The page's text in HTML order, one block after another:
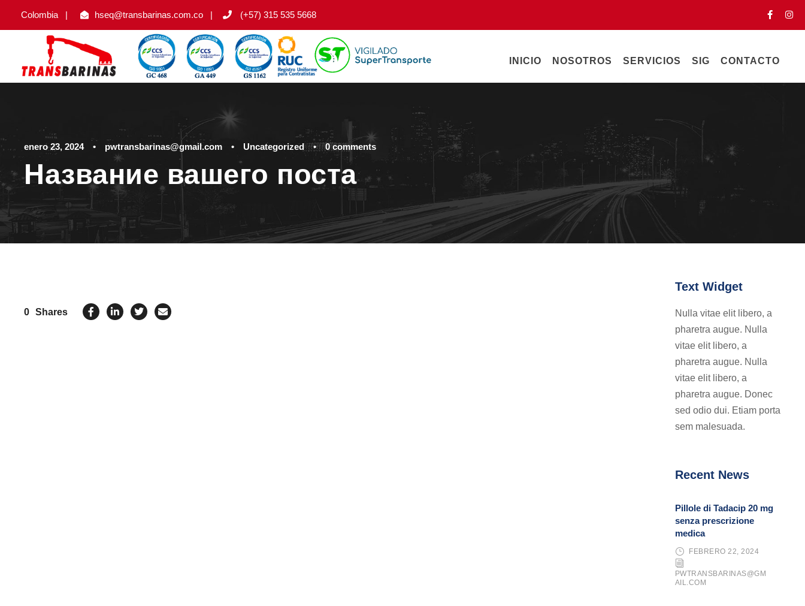
Colombia | hseq@transbarinas.com.co | (+57) 315 535 5668
INICIO NOSOTROS SERVICIOS SIG CONTACTO
enero 23, 2024 • pwtransbarinas@gmail.com • Uncategorized • 0 comments
Название вашего поста
0 Shares
Text Widget
Nulla vitae elit libero, a
pharetra augue. Nulla
vitae elit libero, a
pharetra augue. Nulla
vitae elit libero, a
pharetra augue. Donec
sed odio dui. Etiam porta
sem malesuada.
Recent News
Pillole di Tadacip 20 mg
senza prescrizione
medica
FEBRERO 22, 2024
PWTRANSBARINAS@GM
AIL.COM